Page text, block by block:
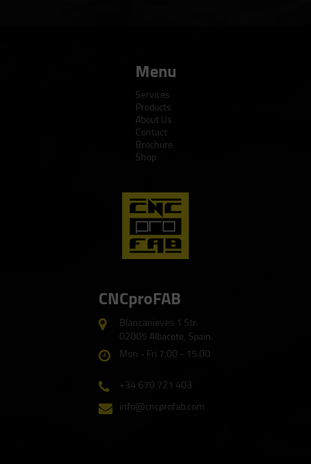
Menu
Services
Products
About Us
Contact
Brochure
Shop
CNCproFAB
Blancanieves 1 Str.
02005 Albacete, Spain.
Mon - Fri 7.00 - 15.00
+34 670 721 403
info@cncprofab.com